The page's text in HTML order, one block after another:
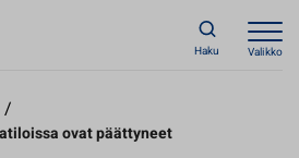
Haku Valikko
/
ovat päättyneet